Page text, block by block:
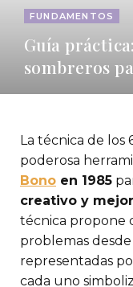
FUNDAMENTOS
Guía
sombreros
La técnica de los
poderosa
Bono en 1985
creativo y
técnica propone
problemas
representadas
cada uno